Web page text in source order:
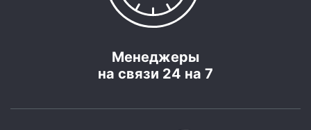
Менеджеры
на связи 24 на 7